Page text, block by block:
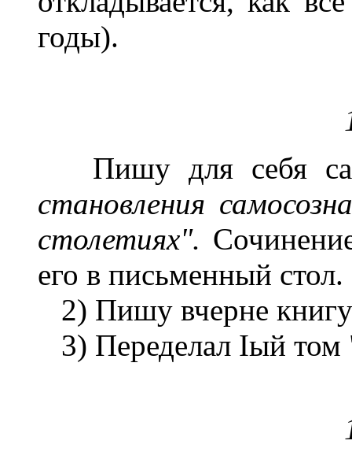
годы).
Пишу для себя
становления
столетиях".
его в письменный стол.
2) Пишу вчерне
3) Переделал Iый